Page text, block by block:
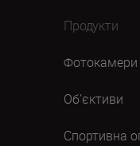
Продукти
Фотокамери
Об’єктиви
Спортивна